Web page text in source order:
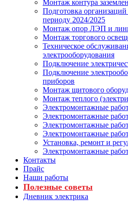
Монтаж контура
Подготовка
периоду 2024/2025
Монтаж опор ЛЭП и
Монтаж торгового
Техническое
электрооборудования
Подключение
Подключение
приборов
Монтаж щитового
Монтаж теплого
Электромонтажные
Электромонтажные
Электромонтажные
Электромонтажные
Установка, ремонт и
Электромонтажные
Контакты
Прайс
Наши работы
Полезные советы
Дневник электрика